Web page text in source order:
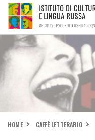
HOME CAFFÈ LETTERARIO